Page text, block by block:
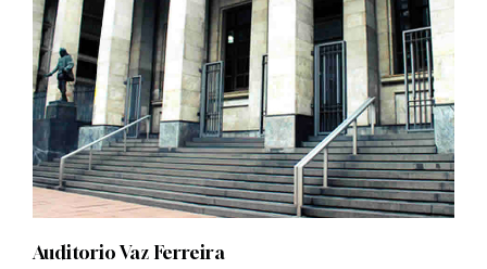
Auditorio Vaz Ferreira